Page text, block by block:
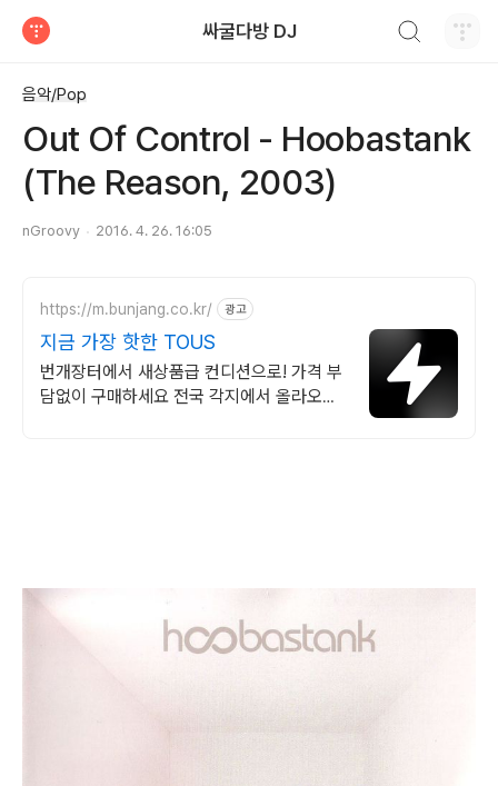
싸굴다방 DJ
음악/Pop
Out Of Control - Hoobastank
(The Reason, 2003)
nGroovy 2016. 4. 26. 16:05
https://m.bunjang.co.kr/ 광고
지금 가장 핫한 TOUS
번개장터에서 새상품급 컨디션으로! 가격 부
담없이 구매하세요 전국 각지에서 올라오는